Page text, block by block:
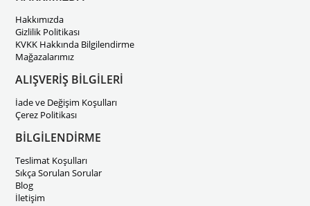
Hakkımızda
Gizlilik Politikası
KVKK Hakkında Bilgilendirme
Mağazalarımız
ALIŞVERİŞ BİLGİLERİ
İade ve Değişim Koşulları
Çerez Politikası
BİLGİLENDİRME
Teslimat Koşulları
Sıkça Sorulan Sorular
Blog
İletişim